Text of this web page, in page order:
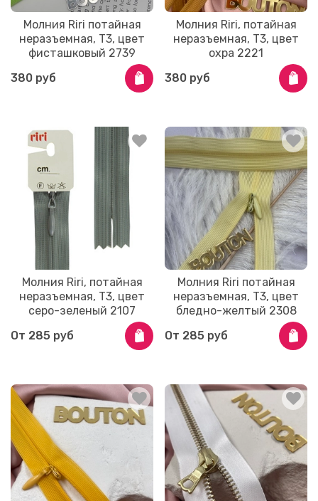
Молния Riri потайная
неразъемная, Т3, цвет
фисташковый 2739
380 руб
Молния Riri, потайная
неразъемная, Т3, цвет
охра 2221
380 руб
Молния Riri, потайная
неразъемная, Т3, цвет
серо-зеленый 2107
От 285 руб
Молния Riri потайная
неразъемная, Т3, цвет
бледно-желтый 2308
От 285 руб